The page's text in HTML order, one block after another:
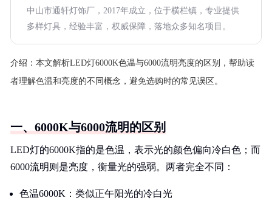
中山市通轩灯饰厂，2017年成立，位于横栏镇，专业提供
多样灯具，经验丰富，权威保障，落地众多知名项目。
介绍： 本文解析LED灯6000K色温与6000流明亮度的区别，帮助读
者理解色温和亮度的不同概念，避免选购时的常见误区。
一、6000K与6000流明的区别
LED灯的6000K指的是色温，表示光的颜色偏向冷白色；而
6000流明则是亮度，衡量光的强弱。两者完全不同：
色温6000K：类似正午阳光的冷白光